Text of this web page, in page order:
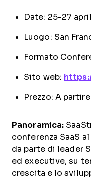
Date: 25-27
Luogo: San
Formato
Sito web:
Prezzo: A
Panoramica:
conferenza SaaS
da parte di leader
ed executive, su
crescita e lo